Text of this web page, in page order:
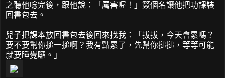
之聽他唸完後，跟他說：「厲害喔！」簽個名讓他把功課裝
回書包去。
兒子把課本放回書包去後回來找我：「拔拔，今天會累嗎？
要不要幫你搥一搥啊？我有點累了，先幫你搥搥，等等可能
就要睡覺囉。」